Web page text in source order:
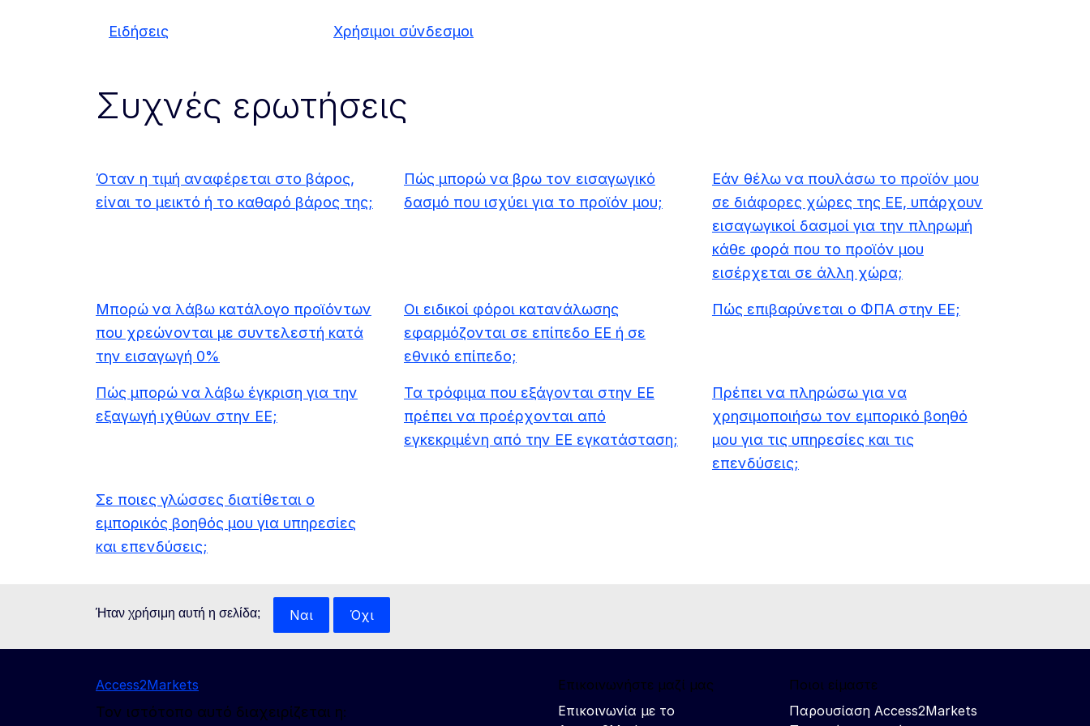
Ειδήσεις Χρήσιμοι σύνδεσμοι
Συχνές ερωτήσεις
Όταν η τιμή αναφέρεται στο βάρος,
είναι το μεικτό ή το καθαρό βάρος της;
Πώς μπορώ να βρω τον εισαγωγικό
δασμό που ισχύει για το προϊόν μου;
Εάν θέλω να πουλάσω το προϊόν μου
σε διάφορες χώρες της ΕΕ, υπάρχουν
εισαγωγικοί δασμοί για την πληρωμή
κάθε φορά που το προϊόν μου
εισέρχεται σε άλλη χώρα;
Μπορώ να λάβω κατάλογο προϊόντων
που χρεώνονται με συντελεστή κατά
την εισαγωγή 0%
Οι ειδικοί φόροι κατανάλωσης
εφαρμόζονται σε επίπεδο ΕΕ ή σε
εθνικό επίπεδο;
Πώς επιβαρύνεται ο ΦΠΑ στην ΕΕ;
Πώς μπορώ να λάβω έγκριση για την
εξαγωγή ιχθύων στην ΕΕ;
Τα τρόφιμα που εξάγονται στην ΕΕ
πρέπει να προέρχονται από
εγκεκριμένη από την ΕΕ εγκατάσταση;
Πρέπει να πληρώσω για να
χρησιμοποιήσω τον εμπορικό βοηθό
μου για τις υπηρεσίες και τις
επενδύσεις;
Σε ποιες γλώσσες διατίθεται ο
εμπορικός βοηθός μου για υπηρεσίες
και επενδύσεις;
Ήταν χρήσιμη αυτή η σελίδα; Ναι Όχι
Access2Markets
Τον ιστότοπο αυτό διαχειρίζεται η:
Επικοινωνήστε μαζί μας
Επικοινωνία με το
Ποιοι είμαστε
Παρουσίαση Access2Markets